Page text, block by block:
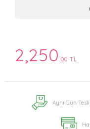
2,250 .00 TL
Aynı Gün